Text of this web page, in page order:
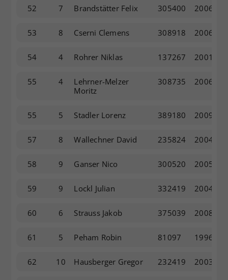
52 7 Brandstätter Felix 305400 2006
53 8 Cserni Clemens 308918 2006
54 4 Rohrer Niklas 137267 2001
55 4
Lehrner-Melzer
Moritz
308735 2006
55 5 Stadler Lorenz 389180 2009
57 8 Wallechner David 235824 2004
58 9 Ganser Nico 300520 2005
59 9 Lockl Julian 332419 2004
60 6 Strauss Jakob 375039 2008
61 5 Peham Robin 81097 1996
62 10 Hausberger Gregor 232419 2003